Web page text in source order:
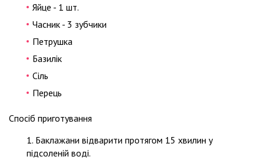
Яйце - 1 шт.
Часник - 3 зубчики
Петрушка
Базилік
Сіль
Перець
Спосіб приготування
Баклажани відварити протягом 15 хвилин у
підсоленій воді.